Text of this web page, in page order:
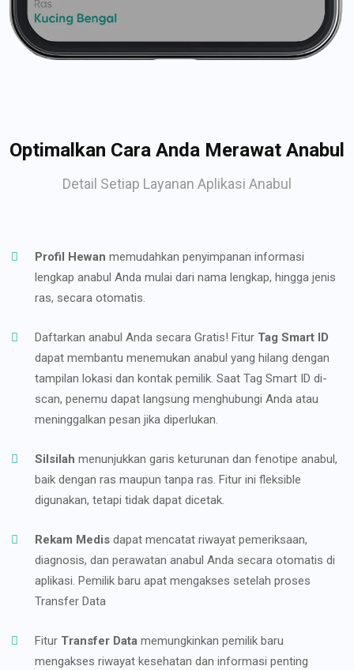
Optimalkan Cara Anda Merawat Anabul
Detail Setiap Layanan Aplikasi Anabul
Profil Hewan memudahkan penyimpanan informasi
lengkap anabul Anda mulai dari nama lengkap, hingga jenis
ras, secara otomatis.
Daftarkan anabul Anda secara Gratis! Fitur Tag Smart ID
dapat membantu menemukan anabul yang hilang dengan
tampilan lokasi dan kontak pemilik. Saat Tag Smart ID di-
scan, penemu dapat langsung menghubungi Anda atau
meninggalkan pesan jika diperlukan.
Silsilah menunjukkan garis keturunan dan fenotipe anabul,
baik dengan ras maupun tanpa ras. Fitur ini fleksible
digunakan, tetapi tidak dapat dicetak.
Rekam Medis dapat mencatat riwayat pemeriksaan,
diagnosis, dan perawatan anabul Anda secara otomatis di
aplikasi. Pemilik baru apat mengakses setelah proses
Transfer Data
Fitur Transfer Data memungkinkan pemilik baru
mengakses riwayat kesehatan dan informasi penting